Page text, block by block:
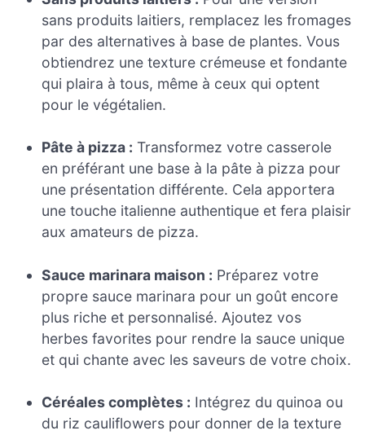
sans produits laitiers, remplacez les fromages
par des alternatives à base de plantes. Vous
obtiendrez une texture crémeuse et fondante
qui plaira à tous, même à ceux qui optent
pour le végétalien.
Pâte à pizza : Transformez votre casserole
en préférant une base à la pâte à pizza pour
une présentation différente. Cela apportera
une touche italienne authentique et fera plaisir
aux amateurs de pizza.
Sauce marinara maison : Préparez votre
propre sauce marinara pour un goût encore
plus riche et personnalisé. Ajoutez vos
herbes favorites pour rendre la sauce unique
et qui chante avec les saveurs de votre choix.
Céréales complètes : Intégrez du quinoa ou
du riz cauliflowers pour donner de la texture